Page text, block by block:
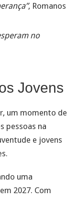
, Romanos
no
Jovens
um momento de
pessoas na
e jovens
uma
2027. Com